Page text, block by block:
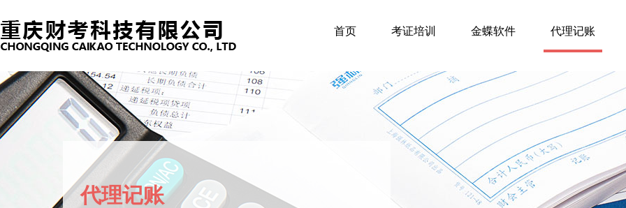
首页 考证培训 金蝶软件 代理记账
代理记账